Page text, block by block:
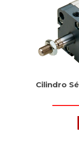
Cilindro